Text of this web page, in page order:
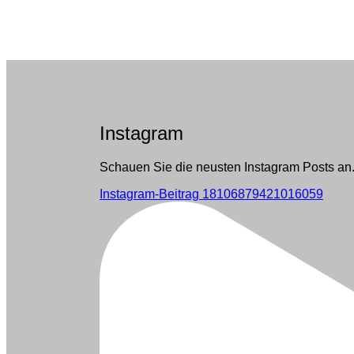
Instagram
Schauen Sie die neusten Instagram Posts an.
Instagram-Beitrag 18106879421016059